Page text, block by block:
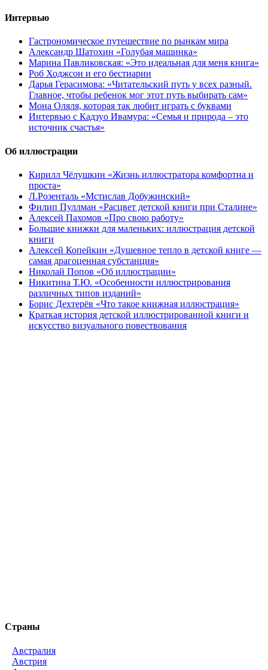
Интервью
Гастрономическое путешествие по рынкам мира
Александр Шатохин «Голубая машинка»
Марина Павликовская: «Это идеальная для меня книга»
Роб Ходжсон и его бестиарии
Дарья Герасимова: «Читательский путь у всех разный.
Главное, чтобы ребенок мог этот путь выбирать сам»
Мона Оляля, которая так любит играть с буквами
Интервью с Кадзуо Ивамура: «Семья и природа – это
источник счастья»
Об иллюстрации
Кирилл Чёлушкин «Жизнь иллюстратора комфортна и
проста»
Л.Розенталь «Мстислав Добужинский»
Филип Пуллман «Расцвет детской книги при Сталине»
Алексей Пахомов «Про свою работу»
Большие книжки для маленьких: иллюстрация детской
книги
Алексей Копейкин «Душевное тепло в детской книге —
самая драгоценная субстанция»
Николай Попов «Об иллюстрации»
Никитина Т.Ю. «Особенности иллюстрирования
различных типов изданий»
Борис Дехтерёв «Что такое книжная иллюстрация»
Краткая история детской иллюстрированной книги и
искусство визуального повествования
Страны
Австралия
Австрия